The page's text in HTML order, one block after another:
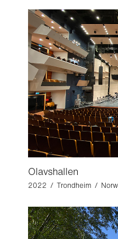
Olavshallen
2022 / Trondheim /